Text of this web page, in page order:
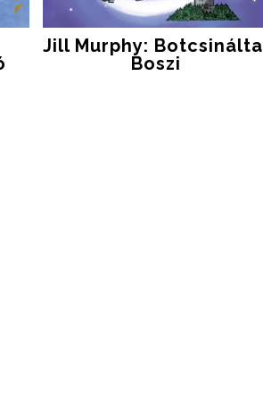
Jill Murphy: Botcsinálta ​
Boszi